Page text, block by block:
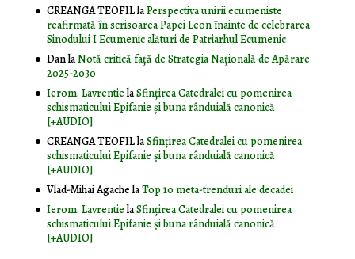
CREANGA TEOFILlaPerspectiva unirii ecumeniste
reafirmată în scrisoarea Papei Leon înainte de celebrarea
Sinodului I Ecumenic alături de Patriarhul Ecumenic
DanlaNotă critică faţă de Strategia Naţională de Apărare
2025-2030
Ierom. LavrentielaSfințirea Catedralei cu pomenirea
schismaticului Epifanie și buna rânduială canonică
[+AUDIO]
CREANGA TEOFILlaSfințirea Catedralei cu pomenirea
schismaticului Epifanie și buna rânduială canonică
[+AUDIO]
Vlad-Mihai AgachelaTop 10 meta-trenduri ale decadei
Ierom. LavrentielaSfințirea Catedralei cu pomenirea
schismaticului Epifanie și buna rânduială canonică
[+AUDIO]